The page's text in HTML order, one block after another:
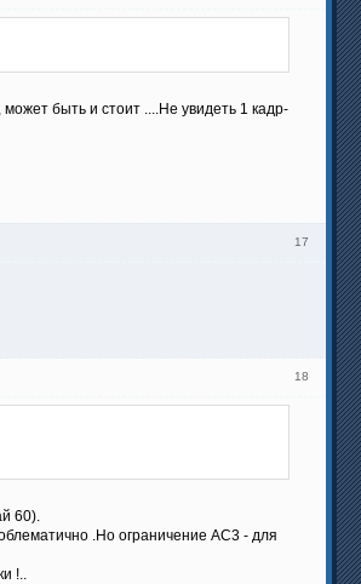
быть и стоит ....Не увидеть 1 кадр-
17
18
60).
.Но ограничение АС3 - для
!..